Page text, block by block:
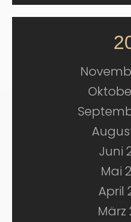
Juni
Mai
April
März